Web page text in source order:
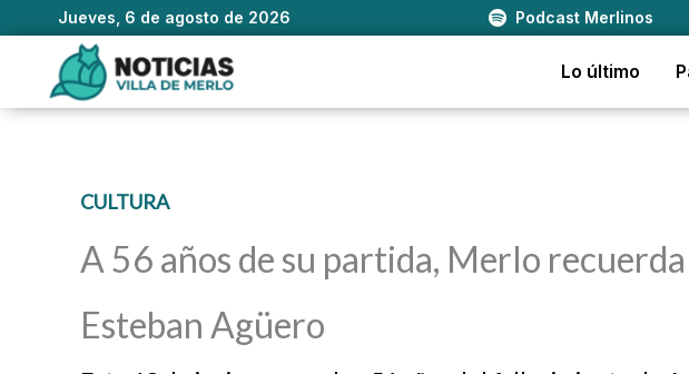
Jueves, 6 de agosto de 2026 Podcast Merlinos
contenido
Lo último
CULTURA
A 56 años de su partida, Merlo
Esteban Agüero